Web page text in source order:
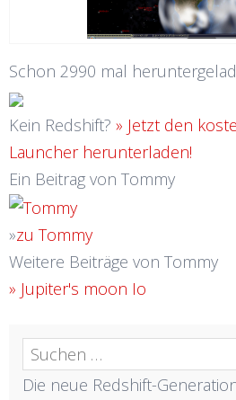
Schon 2990 mal
Kein Redshift? » Jetzt den
Launcher herunterladen!
Ein Beitrag von Tommy
»zu Tommy
Weitere Beiträge von Tommy
» Jupiter's moon Io
Suchen
nach:
Die neue Redshift-